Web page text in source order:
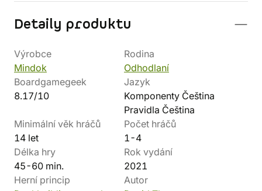
Detaily produktu
Výrobce
Mindok
Rodina
Odhodlaní
Boardgamegeek
8.17/10
Jazyk
Komponenty Čeština
Pravidla Čeština
Minimální věk hráčů
14 let
Počet hráčů
1-4
Délka hry
45-60 min.
Rok vydání
2021
Herní princip
Autor